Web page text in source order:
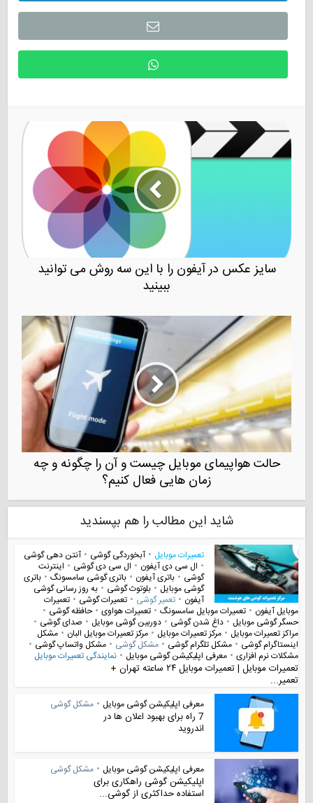
سایز عکس در آیفون را با این سه روش می توانید
ببینید
حالت هواپیمای موبایل چیست و آن را چگونه و چه
زمان هایی فعال کنیم؟
شاید این مطالب را هم بپسندید
تعمیرات موبایل • آبخوردگی گوشی • آنتن دهی گوشی
• ال سی دی آیفون • ال سی دی گوشی • اینترنت
گوشی • باتری آیفون • باتری گوشی سامسونگ • باتری
گوشی موبایل • بلوتوث گوشی • به روز رسانی گوشی
آیفون • تعمیر گوشی • تعمیرات گوشی • تعمیرات
موبایل آیفون • تعمیرات موبایل سامسونگ • تعمیرات هواوی • حافظه گوشی •
حسگر گوشی موبایل • داغ شدن گوشی • دوربین گوشی موبایل • صدای گوشی •
مراکز تعمیرات موبایل • مرکز تعمیرات موبایل • مرکز تعمیرات موبایل البان • مشکل
اینستاگرام گوشی • مشکل تلگرام گوشی • مشکل گوشی • مشکل واتساپ گوشی •
مشکلات نرم افزاری • معرفی اپلیکیشن گوشی موبایل • نمایندگی تعمیرات موبایل
تعمیرات موبایل | تعمیرات موبایل ۲۴ ساعته تهران +
تعمیر...
معرفی اپلیکیشن گوشی موبایل • مشکل گوشی
7 راه برای بهبود اعلان ها در
اندروید
معرفی اپلیکیشن گوشی موبایل • مشکل گوشی
اپلیکیشن گوشی راهکاری برای
استفاده حداکثری از گوشی...